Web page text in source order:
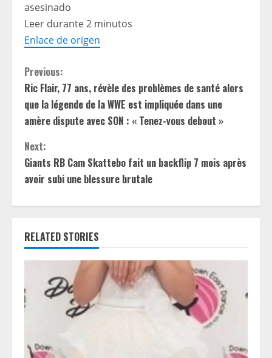
asesinado
Leer durante 2 minutos
Enlace de origen
C
o
n
t
i
n
u
e
e
Previous:
Ric Flair, 77 ans, révèle des problèmes de santé alors
que la légende de la WWE est impliquée dans une
amère dispute avec SON : « Tenez-vous debout »
Next:
Giants RB Cam Skattebo fait un backflip 7 mois après
avoir subi une blessure brutale
RELATED STORIES